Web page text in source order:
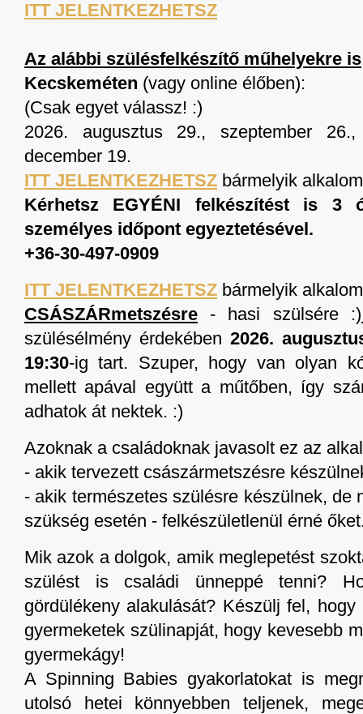
ITT JELENTKEZHETSZ
Az alábbi szülésfelkészítő műhelyekre is
Kecskeméten (vagy online élőben):
(Csak egyet válassz! :)
2026. augusztus 29., szeptember
december 19.
ITT JELENTKEZHETSZ bármelyik
Kérhetsz EGYÉNI felkészítést is 3
személyes időpont egyeztetésével.
+36-30-497-0909
ITT JELENTKEZHETSZ bármelyik
CSÁSZÁRmetszésre - hasi szülsére :)
szülésélmény érdekében 2026.
19:30-ig tart. Szuper, hogy van olyan
mellett apával együtt a műtőben, így
adhatok át nektek. :)
Azoknak a családoknak javasolt ez az
- akik tervezett császármetszésre
- akik természetes szülésre készülnek, de
szükség esetén - felkészületlenül érné
Mik azok a dolgok, amik meglepetést
szülést is családi ünneppé tenni?
gördülékeny alakulását? Készülj fel,
gyermeketek szülinapját, hogy kevesebb
gyermekágy!
A Spinning Babies gyakorlatokat is
utolsó hetei könnyebben teljenek,